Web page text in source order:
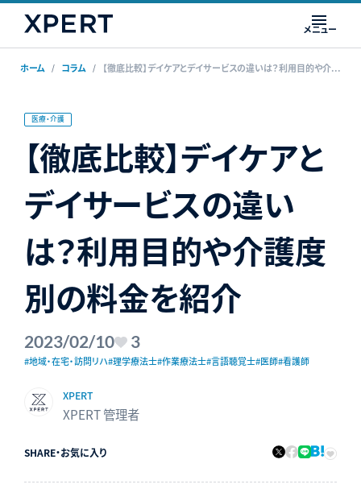
メニュー
ホーム コラム 【徹底比較】デイケアとデイサービスの違いは？利用目的や介護度別の料金を紹介
医療・介護
【徹底比較】デイケアと
デイサービスの違い
は？利用目的や介護度
別の料金を紹介
2023/02/10 3
#地域・在宅・訪問リハ#理学療法士#作業療法士#言語聴覚士#医師#看護師
XPERT
XPERT 管理者
SHARE・お気に入り